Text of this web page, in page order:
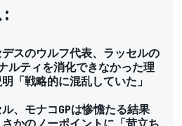
デスのウルフ代表、ラッセルの
ルティを消化できなかった理
「戦略的に混乱していた」
、モナコGPは惨憺たる結果
かのノーポイントに「苛立ち